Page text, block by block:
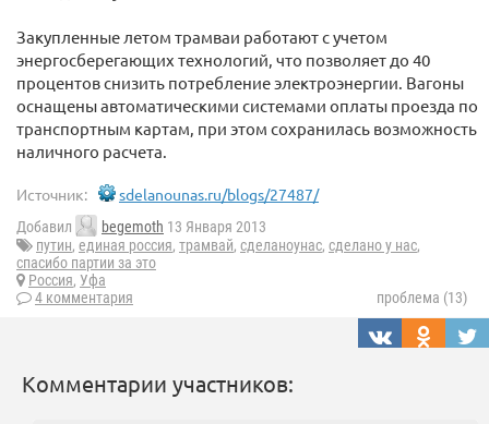
Закупленные летом трамваи работают с учетом
энергосберегающих технологий, что позволяет до 40
процентов снизить потребление электроэнергии. Вагоны
оснащены автоматическими системами оплаты проезда по
транспортным картам, при этом сохранилась возможность
наличного расчета.
Источник: sdelanounas.ru/blogs/27487/
Добавил begemoth 13 Января 2013
путин, единая россия, трамвай, сделаноунас, сделано у нас,
спасибо партии за это
Россия, Уфа
4 комментария
проблема (13)
Комментарии участников: